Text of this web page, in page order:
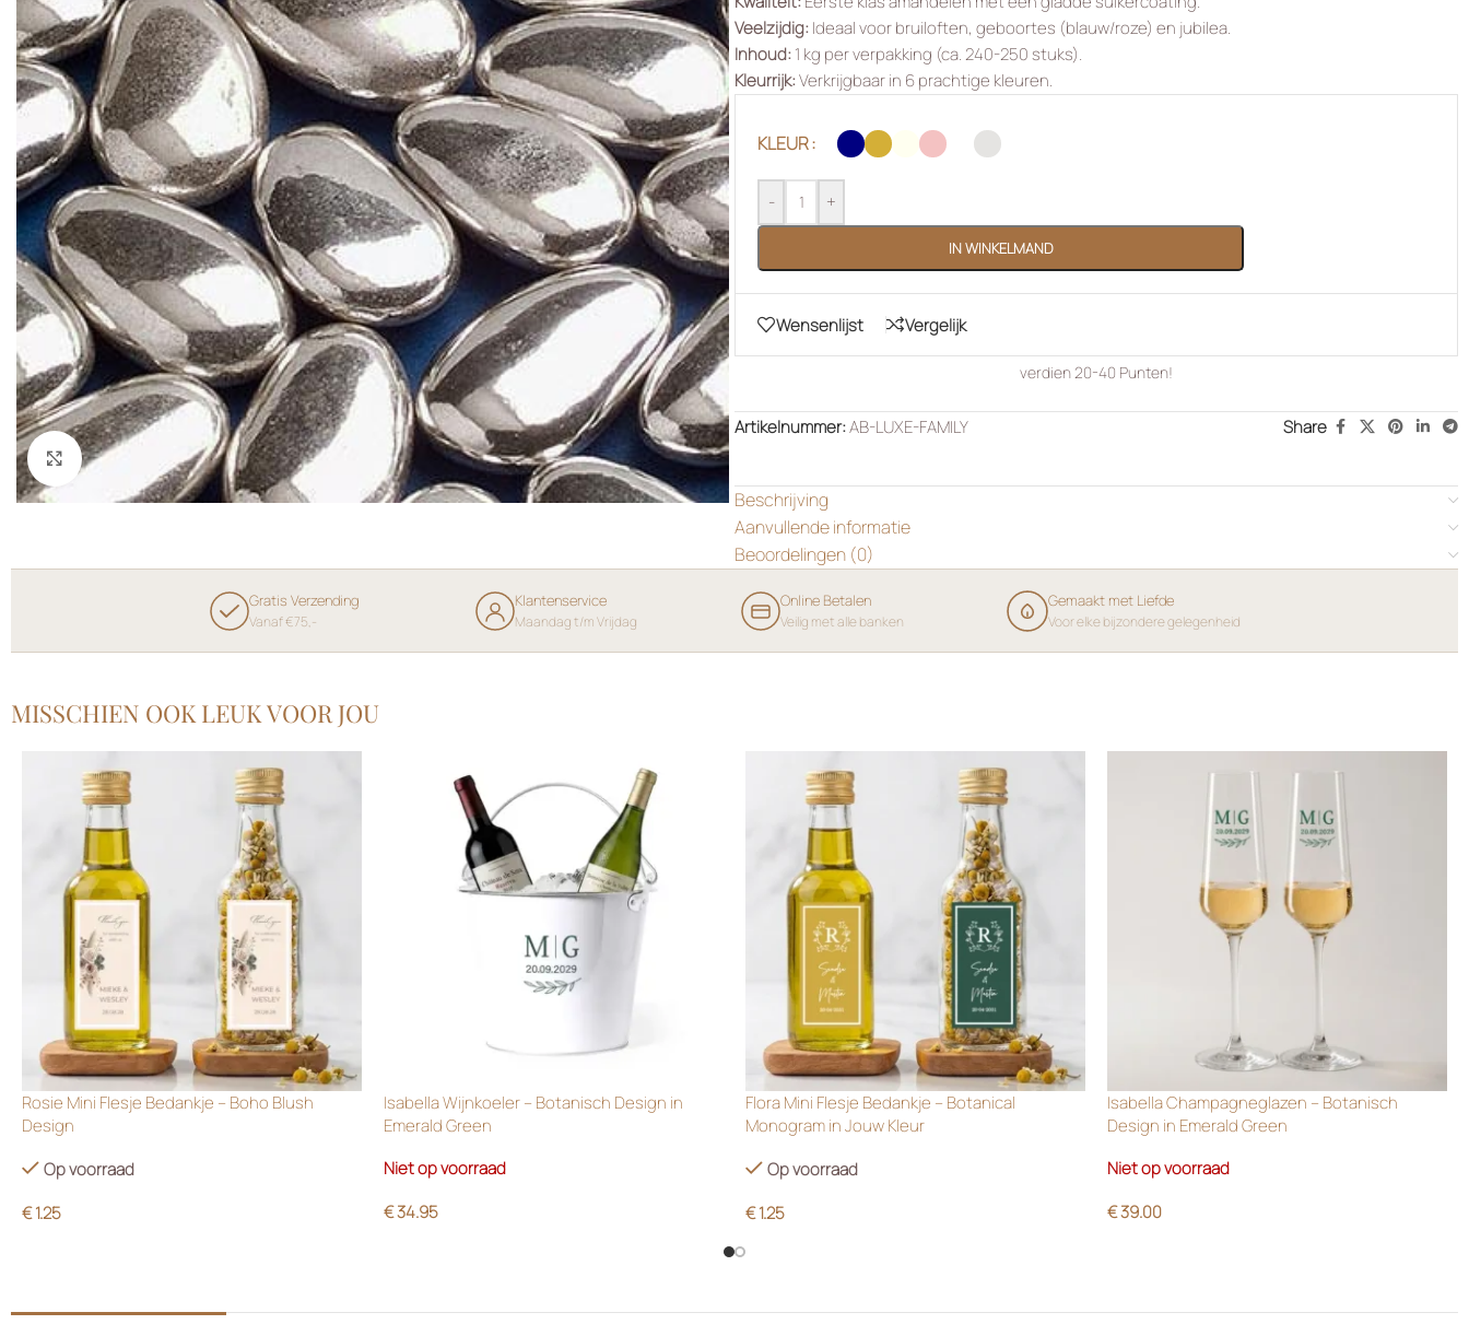
Klik om te vergroten
Veelzijdig:Ideaal voor bruiloften, geboortes (blauw/roze) en jubilea.
Inhoud:1 kg per verpakking (ca. 240-250 stuks).
Kleurrijk:Verkrijgbaar in 6 prachtige kleuren.
KLEUR
- +
IN WINKELMAND
Wensenlijst Vergelijk
verdien20-40 Punten!
Artikelnummer:AB-LUXE-FAMILY Share
Beschrijving
Aanvullende informatie
Beoordelingen (0)
Gratis Verzending
Vanaf €75,-
Klantenservice
Maandag t/m Vrijdag
Online Betalen
Veilig met alle banken
Gemaakt met Liefde
Voor elke bijzondere gelegenheid
MISSCHIEN OOK LEUK VOOR JOU
Rosie Mini Flesje Bedankje – Boho Blush
Design
Op voorraad
€1.25
Isabella Wijnkoeler – Botanisch Design in
Emerald Green
Niet op voorraad
€34.95
Flora Mini Flesje Bedankje – Botanical
Monogram in Jouw Kleur
Op voorraad
€1.25
Isabella Champagneglazen – Botanisch
Design in Emerald Green
Niet op voorraad
€39.00